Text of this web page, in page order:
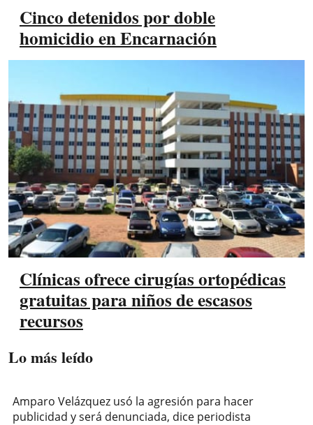
Cinco detenidos por doble
homicidio en Encarnación
Clínicas ofrece cirugías ortopédicas
gratuitas para niños de escasos
recursos
Lo más leído
Amparo Velázquez usó la agresión para hacer
publicidad y será denunciada, dice periodista